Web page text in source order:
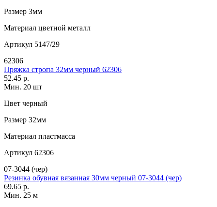
Размер 3мм
Материал цветной металл
Артикул 5147/29
62306
Пряжка стропа 32мм черный 62306
52.45 р.
Мин. 20 шт
Цвет черный
Размер 32мм
Материал пластмасса
Артикул 62306
07-3044 (чер)
Резинка обувная вязанная 30мм черный 07-3044 (чер)
69.65 р.
Мин. 25 м